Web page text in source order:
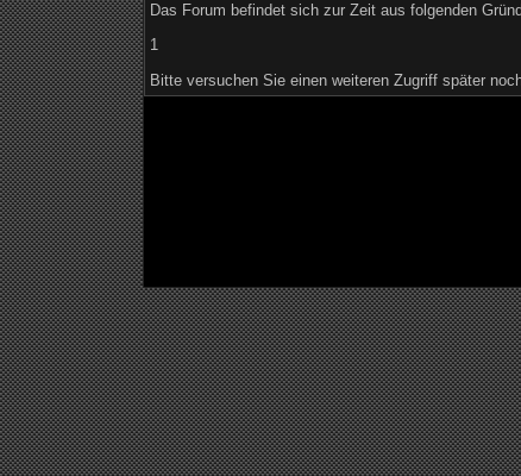
Das Forum befindet sich zur Zeit aus folgenden
1
Bitte versuchen Sie einen weiteren Zugriff später